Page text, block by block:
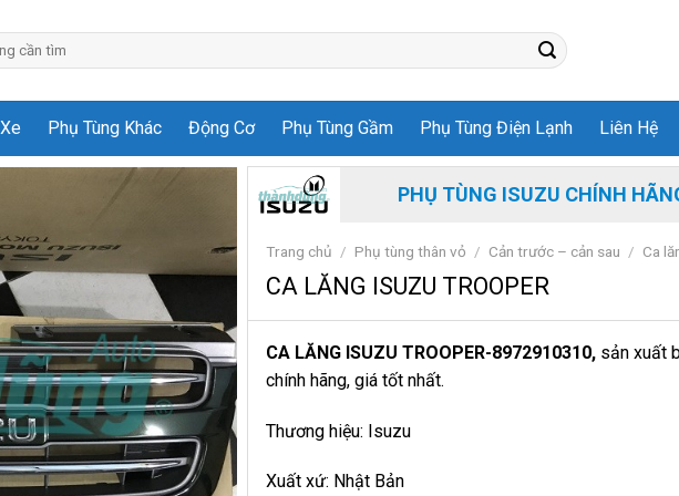
Phụ Tùng Khác Động Cơ Phụ Tùng Gầm Phụ Tùng Điện Lạnh Liên Hệ
PHỤ TÙNG ISUZU CHÍNH
Trang chủ / Phụ tùng thân vỏ / Cản trước – cản sau / Ca
CA LĂNG ISUZU TROOPER
CA LĂNG ISUZU TROOPER-8972910310, sản xuất
chính hãng, giá tốt nhất.
Thương hiệu: Isuzu
Xuất xứ: Nhật Bản